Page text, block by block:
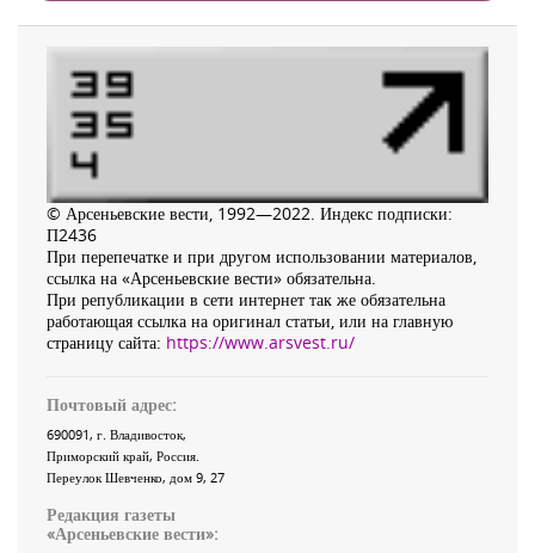
© Арсеньевские вести, 1992—2022. Индекс подписки:
П2436
При перепечатке и при другом использовании материалов,
ссылка на «Арсеньевские вести» обязательна.
При републикации в сети интернет так же обязательна
работающая ссылка на оригинал статьи, или на главную
страницу сайта: https://www.arsvest.ru/
Почтовый адрес:
690091, г. Владивосток,
Приморский край, Россия
Переулок Шевченко, дом 9, 27
Редакция газеты
«Арсеньевские вести»: